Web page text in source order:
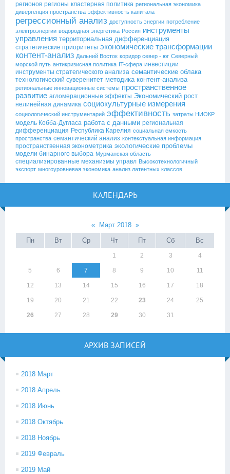
регионов регионы кластерная политика региональная экономика
дивергенция пространства эффективность капитала
регрессионный анализ доступность энергии потребление
электроэнергии водородная энергетика Россия инструменты
управления территориальная дифференциация
стратегические приоритеты экономические трансформации
контент-анализ Дальний Восток коридор север - юг Северный
морской путь антикризисная политика IT-сфера инвестиции
инструменты стратегического анализа семантические облака
технологический суверенитет методика контент-анализа
региональные инновационные системы пространственное
развитие агломерационные эффекты Экономический рост
нелинейная динамика социокультурные измерения
социологический инструментарий эффективность затраты НИОКР
модель Кобба-Дугласа работа с данными региональная
дифференциация Республика Карелия социальная емкость
пространства семантический анализ контекстуальная информация
пространственная эконометрика экологические проблемы
модели бинарного выбора Мурманская область
специализированные механизмы управл Высокотехнологичный
экспорт многоуровневая экономика анализ латентных классов
КАЛЕНДАРЬ
« Март 2018 »
Пн
Вт Ср Чт Пт Сб Вс
1 2 3 4
5 6 7 8 9 10 11
12 13 14 15 16 17 18
19 20 21 22 23 24 25
26 27 28 29 30 31
АРХИВ ЗАПИСЕЙ
2018 Март
2018 Апрель
2018 Июнь
2018 Октябрь
2018 Ноябрь
2019 Февраль
2019 Май